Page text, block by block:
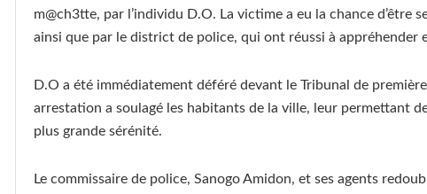
m@ch3tte, par l’individu D.O. La victime a eu la chance d’être
ainsi que par le district de police, qui ont réussi à appréhender
D.O a été immédiatement déféré devant le Tribunal de
arrestation a soulagé les habitants de la ville, leur permettant
plus grande sérénité.
Le commissaire de police, Sanogo Amidon, et ses agents